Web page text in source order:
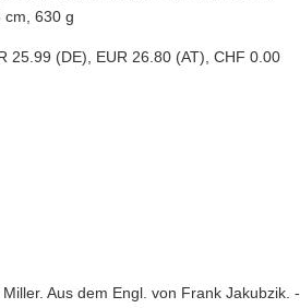
cm, 630 g
25.99 (DE), EUR 26.80 (AT), CHF 0.00
Aus dem Engl. von Frank Jakubzik. -